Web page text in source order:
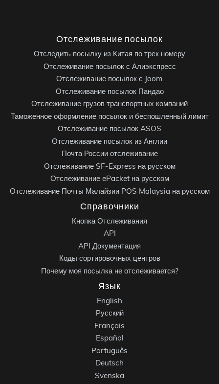
Отслеживание посылок
Отследить посылку из Китая по трек номеру
Отслеживание посылок с Алиэкспресс
Отслеживание посылок с Joom
Отслеживание посылок Пандао
Отслеживание грузов транспортных компаний
Таможенное оформление посылок и беспошленный лимит
Отслеживание посылок ASOS
Отслеживание посылок из Англии
Почта России отслеживание
Отслеживание SF-Express на русском
Отслеживание ePacket на русском
Отслеживание Почты Малайзии POS Malaysia на русском
Справочники
Кнопка Отслеживания
API
API Документация
Коды сортировочных центров
Почему моя посылка не отслеживается?
Язык
English
Русский
Français
Español
Português
Deutsch
Svenska